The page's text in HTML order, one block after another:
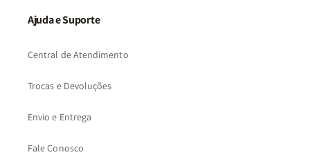
Ajuda e Suporte
Central de Atendimento
Trocas e Devoluções
Envio e Entrega
Fale Conosco